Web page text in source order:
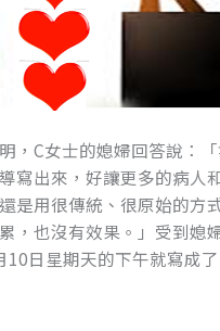
，C女士的媳婦回答說：
寫出來，好讓更多的病人
是用很傳統、很原始的方
，也沒有效果。」受到媳
10日星期天的下午就寫成